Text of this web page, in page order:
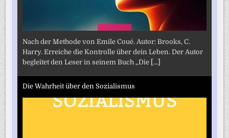
Nach der Methode von Emile Coué. Autor: Brooks, C.
Harry. Erreiche die Kontrolle über dein Leben. Der Autor
begleitet den Leser in seinem Buch „Die [...]
Die Wahrheit über den Sozialismus